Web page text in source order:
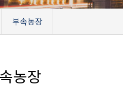
부속농장
농장